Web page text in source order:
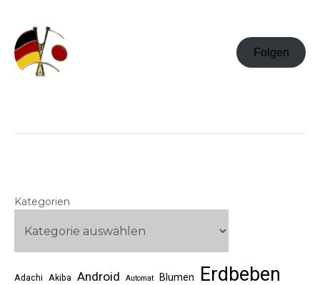
Folgen
Kategorien
Adachi Akiba Android Automat Blumen Erdbeben